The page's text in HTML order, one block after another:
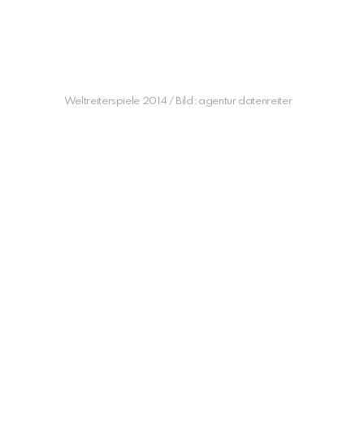
Weltreiterspiele 2014 / Bild: agentur datenreiter